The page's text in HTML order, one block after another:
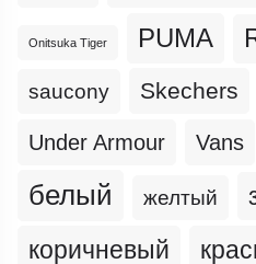
Onitsuka Tiger PUMA
saucony Skechers
Under Armour Vans
белый желтый
коричневый